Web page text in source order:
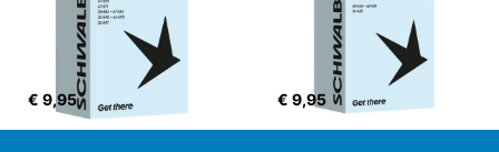
€ 9,95 € 9,95